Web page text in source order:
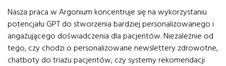
Nasza praca w Argonium koncentruje się na wykorzystaniu
potencjału GPT do stworzenia bardziej personalizowanego i
angażującego doświadczenia dla pacjentów. Niezależnie od
tego, czy chodzi o personalizowane newslettery zdrowotne,
chatboty do triażu pacjentów, czy systemy rekomendacji